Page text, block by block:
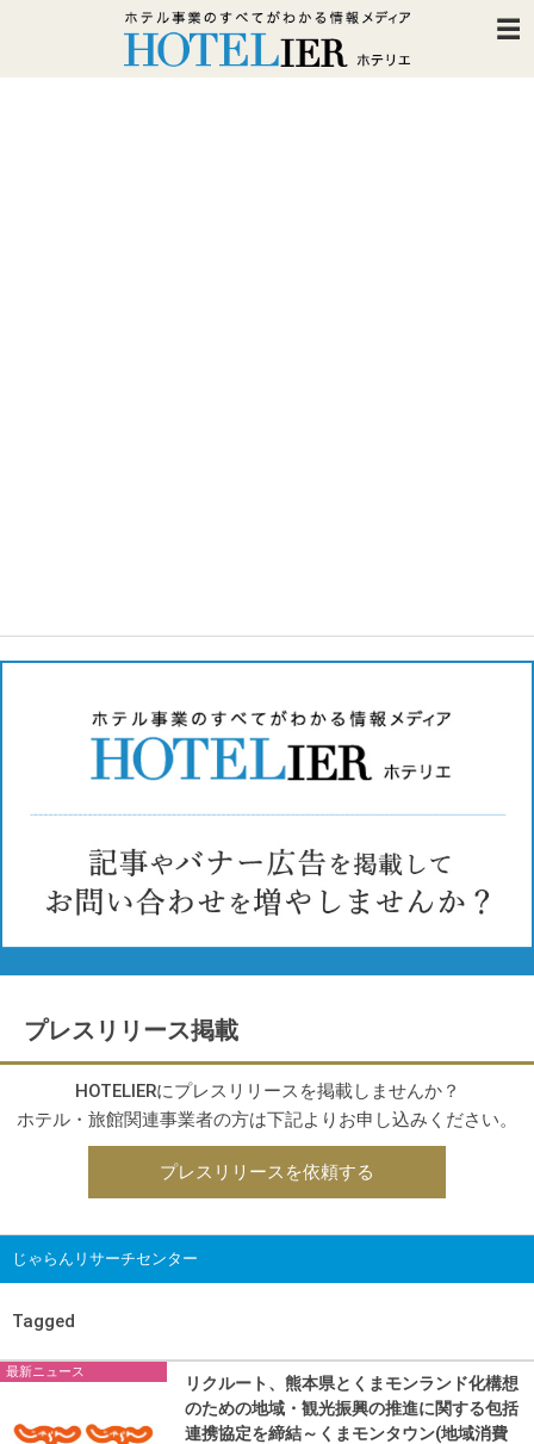
プレスリリース掲載
HOTELIERにプレスリリースを掲載しませんか？
ホテル・旅館関連事業者の方は下記よりお申し込みください。
プレスリリースを依頼する
じゃらんリサーチセンター
Tagged
最新ニュース
リクルート、熊本県とくまモンランド化構想
のための地域・観光振興の推進に関する包括
連携協定を締結～くまモンタウン(地域消費